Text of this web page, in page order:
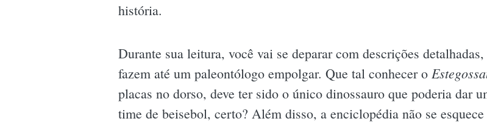
história.
Durante sua leitura, você vai se deparar com descrições
fazem até um paleontólogo empolgar. Que tal conhecer o
placas no dorso, deve ter sido o único dinossauro que poderia dar
time de beisebol, certo? Além disso, a enciclopédia não se